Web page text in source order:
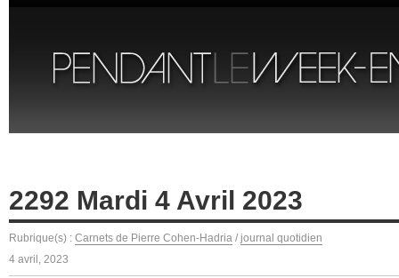
2292 Mardi 4 Avril 2023
Rubrique(s) : Carnets de Pierre Cohen-Hadria / journal quotidien
4 avril, 2023